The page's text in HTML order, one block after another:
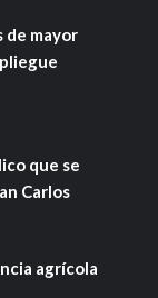
de mayor
que se
Carlos
agrícola